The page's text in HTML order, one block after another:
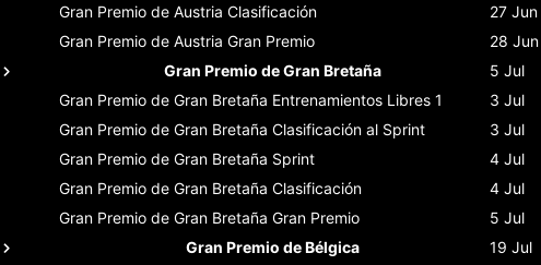
Gran Premio de Austria Clasificación 27 Jun
Gran Premio de Austria Gran Premio 28 Jun
Gran Premio de Gran Bretaña
5 Jul
Gran Premio de Gran Bretaña Entrenamientos Libres 1 3 Jul
Gran Premio de Gran Bretaña Clasificación al Sprint 3 Jul
Gran Premio de Gran Bretaña Sprint 4 Jul
Gran Premio de Gran Bretaña Clasificación 4 Jul
Gran Premio de Gran Bretaña Gran Premio 5 Jul
Gran Premio de Bélgica
19 Jul